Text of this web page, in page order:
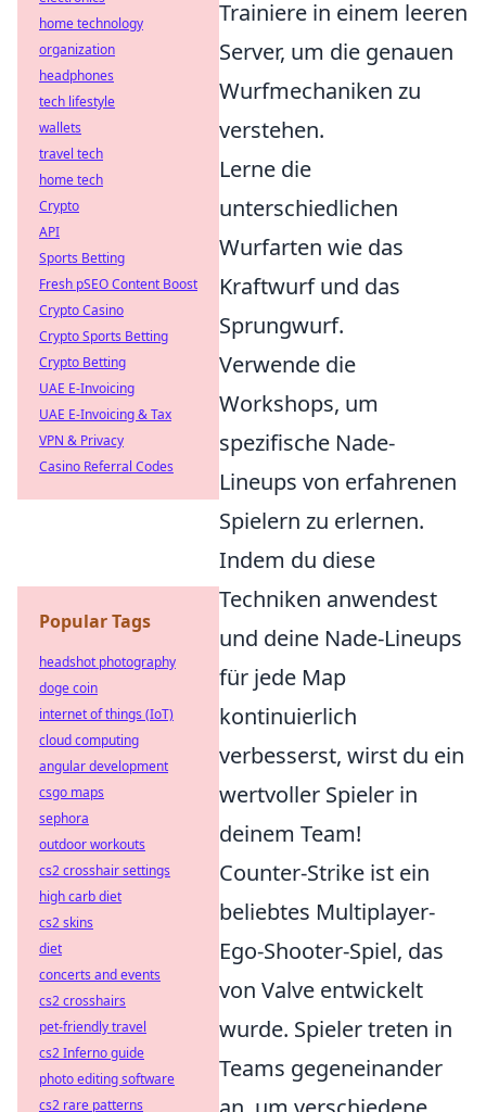
Trainiere in einem leeren
Server, um die genauen
Wurfmechaniken zu
verstehen.
Lerne die
unterschiedlichen
Wurfarten wie das
Kraftwurf und das
Sprungwurf.
Verwende die
Workshops, um
spezifische Nade-
Lineups von erfahrenen
Spielern zu erlernen.
Indem du diese
Techniken anwendest
und deine Nade-Lineups
für jede Map
kontinuierlich
verbesserst, wirst du ein
wertvoller Spieler in
deinem Team!
Counter-Strike ist ein
beliebtes Multiplayer-
Ego-Shooter-Spiel, das
von Valve entwickelt
wurde. Spieler treten in
Teams gegeneinander
home technology
organization
headphones
tech lifestyle
wallets
travel tech
home tech
Crypto
API
Sports Betting
Fresh pSEO Content Boost
Crypto Casino
Crypto Sports Betting
Crypto Betting
UAE E-Invoicing
UAE E-Invoicing & Tax
VPN & Privacy
Casino Referral Codes
Popular Tags
headshot photography
doge coin
internet of things (IoT)
cloud computing
angular development
csgo maps
sephora
outdoor workouts
cs2 crosshair settings
high carb diet
cs2 skins
diet
concerts and events
cs2 crosshairs
pet-friendly travel
cs2 Inferno guide
photo editing software
cs2 rare patterns